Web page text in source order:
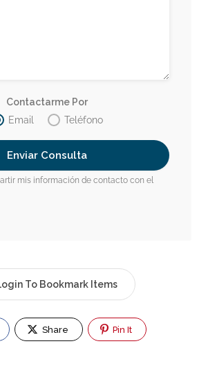
Contactarme Por
Email
Teléfono
mis información de contacto con el
To Bookmark Items
Share Pin It